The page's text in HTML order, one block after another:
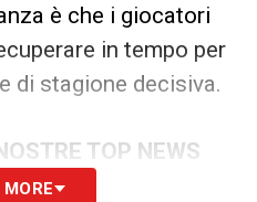
è che i giocatori
in tempo per
di stagione decisiva.
TOP NEWS